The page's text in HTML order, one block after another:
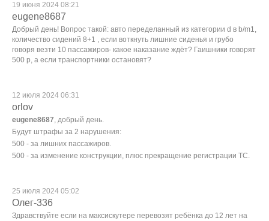
19 июня 2024 08:21
eugene8687
Добрый день! Вопрос такой: авто переделанный из категории d в b/m1,
количество сидений 8+1 , если воткнуть лишние сиденья и грубо
говоря везти 10 пассажиров- какое наказание ждёт? Гаишники говорят
500 р, а если транспортники остановят?
12 июля 2024 06:31
orlov
eugene8687, добрый день.
Будут штрафы за 2 нарушения:
500 - за лишних пассажиров.
500 - за изменение конструкции, плюс прекращение регистрации ТС.
25 июля 2024 05:02
Олег-336
Здравствуйте если на максискутере перевозят ребёнка до 12 лет на